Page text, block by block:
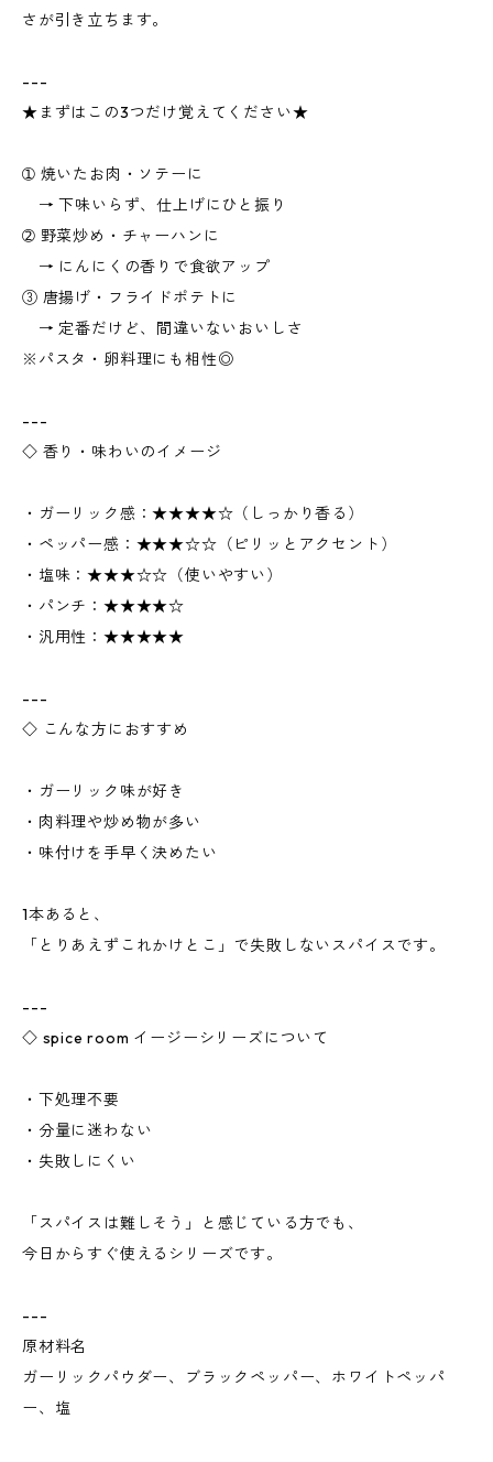
さが引き立ちます。
---
★まずはこの3つだけ覚えてください★
➀ 焼いたお肉・ソテーに
→ 下味いらず、仕上げにひと振り
➁ 野菜炒め・チャーハンに
→ にんにくの香りで食欲アップ
③ 唐揚げ・フライドポテトに
→ 定番だけど、間違いないおいしさ
※パスタ・卵料理にも相性◎
---
◇ 香り・味わいのイメージ
・ガーリック感：★★★★☆（しっかり香る）
・ペッパー感：★★★☆☆（ピリッとアクセント）
・塩味：★★★☆☆（使いやすい）
・パンチ：★★★★☆
・汎用性：★★★★★
---
◇ こんな方におすすめ
・ガーリック味が好き
・肉料理や炒め物が多い
・味付けを手早く決めたい
1本あると、
「とりあえずこれかけとこ」で失敗しないスパイスです。
---
◇ spice room イージーシリーズについて
・下処理不要
・分量に迷わない
・失敗しにくい
「スパイスは難しそう」と感じている方でも、
今日からすぐ使えるシリーズです。
---
原材料名
ガーリックパウダー、ブラックペッパー、ホワイトペッパ
ー、塩